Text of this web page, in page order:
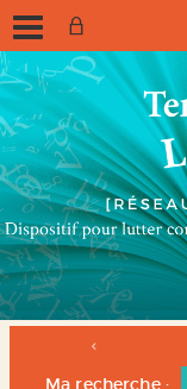
Ma recherche :